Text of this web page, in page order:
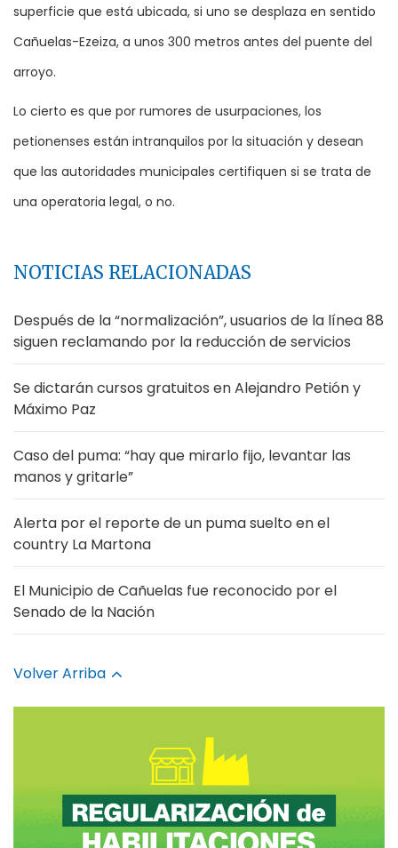
superficie que está ubicada, si uno se desplaza en sentido
Cañuelas-Ezeiza, a unos 300 metros antes del puente del
arroyo.
Lo cierto es que por rumores de usurpaciones, los
petionenses están intranquilos por la situación y desean
que las autoridades municipales certifiquen si se trata de
una operatoria legal, o no.
NOTICIAS RELACIONADAS
Después de la “normalización”, usuarios de la línea 88
siguen reclamando por la reducción de servicios
Se dictarán cursos gratuitos en Alejandro Petión y
Máximo Paz
Caso del puma: “hay que mirarlo fijo, levantar las
manos y gritarle”
Alerta por el reporte de un puma suelto en el
country La Martona
El Municipio de Cañuelas fue reconocido por el
Senado de la Nación
Volver Arriba